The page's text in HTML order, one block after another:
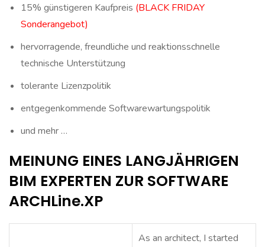
15% günstigeren Kaufpreis (BLACK FRIDAY
Sonderangebot)
hervorragende, freundliche und reaktionsschnelle
technische Unterstützung
tolerante Lizenzpolitik
entgegenkommende Softwarewartungspolitik
und mehr …
MEINUNG EINES LANGJÄHRIGEN
BIM EXPERTEN ZUR SOFTWARE
ARCHLine.XP
As an architect, I started